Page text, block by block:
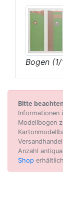
Bogen
Bitte
Informationen
Modellbogen
Anzahl
Shop